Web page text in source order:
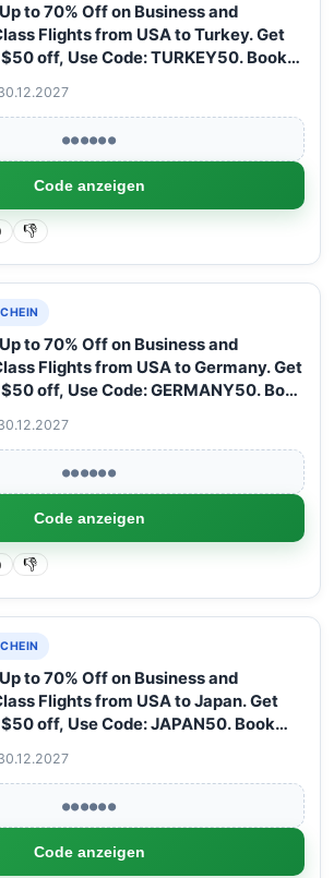
to 70% Off on Business and
Flights from USA to Turkey. Get
off, Use Code: TURKEY50. Book
●●●●●●
Code anzeigen
👎
to 70% Off on Business and
Flights from USA to Germany. Get
off, Use Code: GERMANY50. Book
●●●●●●
Code anzeigen
👎
to 70% Off on Business and
Flights from USA to Japan. Get
off, Use Code: JAPAN50. Book
●●●●●●
Code anzeigen